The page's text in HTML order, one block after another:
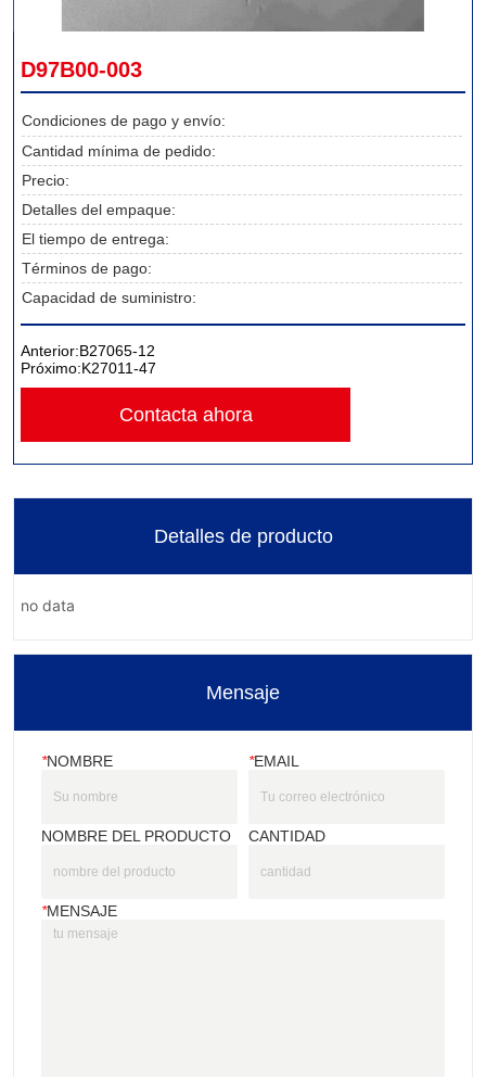
D97B00-003
Condiciones de pago y envío:
Cantidad mínima de pedido:
Precio:
Detalles del empaque:
El tiempo de entrega:
Términos de pago:
Capacidad de suministro:
Anterior:B27065-12
Próximo:K27011-47
Contacta ahora
Detalles de producto
no data
Mensaje
*NOMBRE *EMAIL
NOMBRE DEL PRODUCTO CANTIDAD
*MENSAJE